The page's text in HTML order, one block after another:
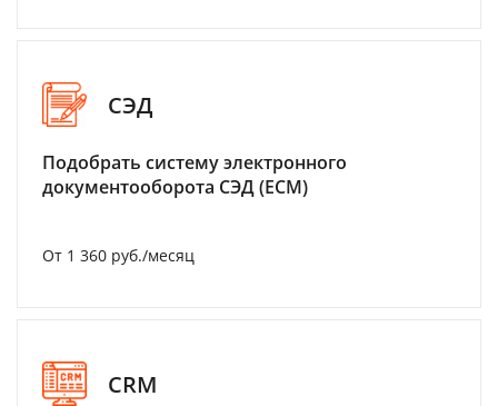
СЭД
Подобрать систему электронного
документооборота СЭД (ECM)
От 1 360 руб./месяц
CRM